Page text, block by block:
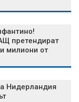
претендират
милиони от
Нидерландия